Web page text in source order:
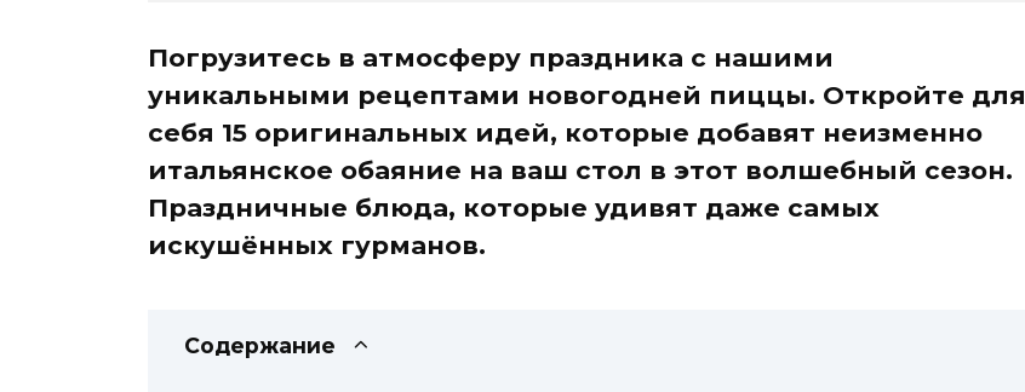
Погрузитесь в атмосферу праздника с нашими
уникальными рецептами новогодней пиццы. Откройте для
себя 15 оригинальных идей, которые добавят неизменно
итальянское обаяние на ваш стол в этот волшебный сезон.
Праздничные блюда, которые удивят даже самых
искушённых гурманов.
Содержание